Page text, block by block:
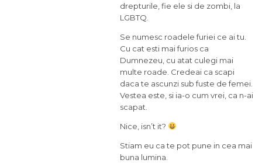
drepturile, fie ele si de zombi, la
LGBTQ.
Se numesc roadele furiei ce ai tu.
Cu cat esti mai furios ca
Dumnezeu, cu atat culegi mai
multe roade. Credeai ca scapi
daca te ascunzi sub fuste de femei.
Vestea este, si ia-o cum vrei, ca n-ai
scapat.
Nice, isn’t it?
Stiam eu ca te pot pune in cea mai
buna lumina.